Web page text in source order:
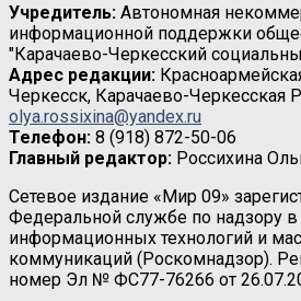
Учредитель: Автономная
информационной поддержки
"Карачаево-Черкесский
Адрес редакции:
Черкесск, Карачаево-Черкесская
olya.rossixina@yandex.ru
Телефон: 8 (918) 872-50-06
Главный редактор: Россихина
Сетевое издание «Мир 09»
Федеральной службе по надзору в
информационных технологий и
коммуникаций (Роскомнадзор).
номер Эл № ФС77-76266 от